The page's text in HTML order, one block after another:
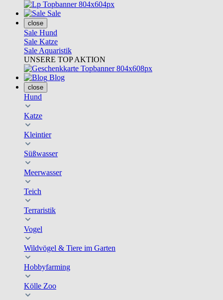
Sale
close
Sale Hund
Sale Katze
Sale Aquaristik
UNSERE TOP AKTION
Blog
close
Hund
Katze
Kleintier
Süßwasser
Meerwasser
Teich
Terraristik
Vogel
Wildvögel & Tiere im Garten
Hobbyfarming
Kölle Zoo